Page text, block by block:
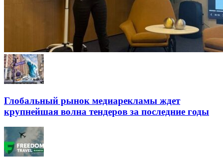
Глобальный рынок медиарекламы ждет
крупнейшая волна тендеров за последние годы